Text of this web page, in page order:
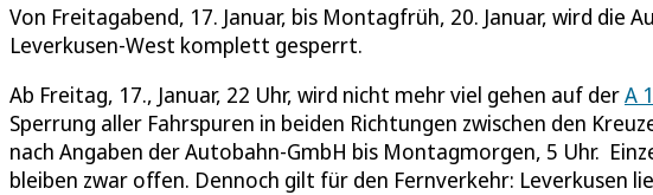
Von Freitagabend, 17. Januar, bis Montagfrüh, 20. Januar, wird die
Leverkusen-West komplett gesperrt.
Ab Freitag, 17., Januar, 22 Uhr, wird nicht mehr viel gehen auf derA 1
Sperrung aller Fahrspuren in beiden Richtungen zwischen den
nach Angaben der Autobahn-GmbH bis Montagmorgen, 5 Uhr.
bleiben zwar offen. Dennoch gilt für den Fernverkehr: Leverkusen